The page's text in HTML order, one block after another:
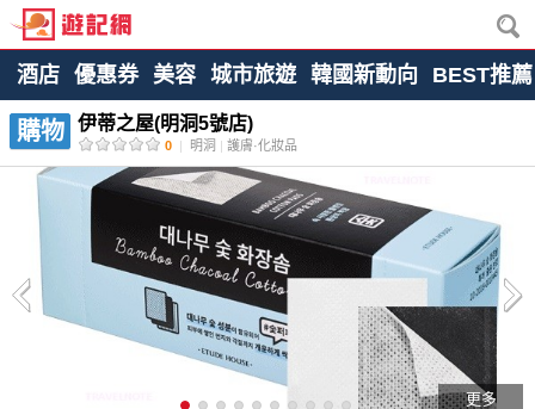
酒店 優惠券 美容 城市旅遊 韓國新動向 BEST推薦
購物 伊蒂之屋(明洞5號店)
0 | 明洞 | 護膚·化妝品
更多